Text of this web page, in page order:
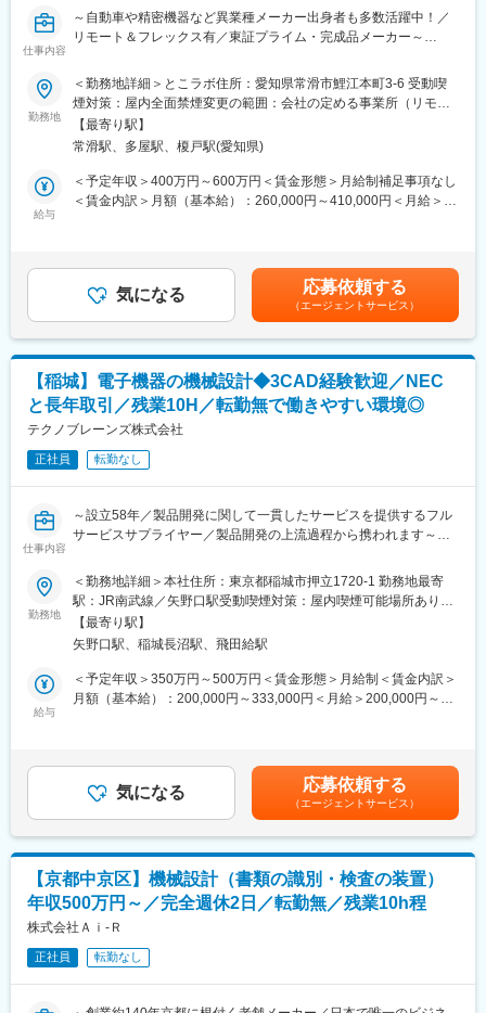
※ご経験・適性に応じて、段階的に業務範囲を広げていきます。
開発部は、開発1課～5課、開発推進課の計6課で構成されていま
す。
・大手住宅設備メーカー向け製品開発
・ホームセンター・量販店向け製品開発
・自社オリジナル製品の開発
など、担当領域は多岐にわたります。
・自社製品開発ならではの裁量の大きさ
・小ロット多品種体制のため、幅広い製品に携われる
・設計者のアイデアが製品として形になり、市場に出る実感
・身近な製品のため、生活の中で自分の仕事を感じられる
■働き方・職場環境
・フレックスタイム制度あり
・平均残業時間：月20時間程度
・年間休日123日／完全週休2日制（土日祝）
・有給休暇も取得しやすく、長期就業しやすい環境
設計担当 → 主担当 → 製品開発リーダー
将来的には、開発推進・マネジメントへのキャリアも可能
変更の範囲：会社の定める業務
仕事内容
～自動車や精密機器など異業種メーカー出身者も多数活躍中！／
リモート＆フレックス有／東証プライム・完成品メーカー～
■概要：
当社のトイレ製品を構成する、衛生陶器および構成部品となる洗
浄機器の開発・設計業務に従事いただきます。先行開発案件も多
く、開発者として商品企画～生産、アフターサービスまで幅広く
関わる等、様々な経験を積んでいただけるポジションです。
■業務内容：
研究所もしくは当該部門の先行開発で確立した技術をきっかけに
チームリーダーとしてプロジェクトリーディングもお任せしてい
きたいと考えております。
・衛生陶器開発（セラミック系開発）：大便器、シャワートイレ
一体型用便器、タンク、小便器、洗面器など
・洗浄機器開発（樹脂・金属系開発）：洗浄バルブ（大小便器・
シャワートイレ）、タンク内部バルブ
（2）次世代機種開発に向けたアイデア会
・ベテラン～若手までが参加する商品アイデア会が頻繁に開催さ
開発・設計をメインに担いつつ、他部署とも連携しながら商品企
■職場について：
旧常滑工場を2020年に全面リニューアルし開設した「とこラボ」
ではトイレ・洗面製品に関する研究、企画、設計、検証・試験と
だけでなく、自動車業界、精密機器メーカー、機械メーカーなど
異業種メーカーからキャリア入社したメンバーも非常に多く在籍
フォーマンスが最大化されるスタイルで業務に取り組んでいま
す。
※是非こちらのリリースもご覧ください：
https://newsrelease.lixil.co.jp/news/pdf/20200929-2.pdf
変更の範囲：会社の定める業務
勤務地
＜勤務地詳細＞とこラボ住所：愛知県常滑市鯉江本町3-6 受動喫
煙対策：屋内全面禁煙変更の範囲：会社の定める事業所（リモー
トワーク含む）
【最寄り駅】
常滑駅、多屋駅、榎戸駅(愛知県)
給与
＜予定年収＞400万円～600万円＜賃金形態＞月給制補足事項なし
＜賃金内訳＞月額（基本給）：260,000円～410,000円＜月給＞
あり、選考を通じて上下する可能性があります。月給(月額)は固定
手当を含めた表記です。
気になる 応募依頼する
（エージェントサービス）
【稲城】電子機器の機械設計◆3CAD経験歓迎／NEC
と長年取引／残業10H／転勤無で働きやすい環境◎
テクノブレーンズ株式会社
正社員 転勤なし
仕事内容
～設立58年／製品開発に関して一貫したサービスを提供するフル
サービスサプライヤー／製品開発の上流過程から携われます～
■仕事内容：
同社の機構課にて大手電気・通信機器メーカーの大型コンピュー
タ、ワークステーションやルーター等電子機器の構造設計をご担
当いただきます。
■業務詳細：
デザイナーによるラフ画・要求仕様を元に機械設計を行います。
お客様から頂く要件を形にしながらも、機能、素材、サイズ、コ
基本的には一つの機器の設計を一人で担当していただき、複数の
案件を並行して進めて頂くことになります。
■働き方について：
年間休日121日、月平均残業時間は約10時間程度と働きやすい環
■同社について：
勤務地
＜勤務地詳細＞本社住所：東京都稲城市押立1720-1 勤務地最寄
駅：JR南武線／矢野口駅受動喫煙対策：屋内喫煙可能場所あり変
更の範囲：会社の定める事業所
【最寄り駅】
矢野口駅、稲城長沼駅、飛田給駅
給与
＜予定年収＞350万円～500万円＜賃金形態＞月給制＜賃金内訳＞
月額（基本給）：200,000円～333,000円＜月給＞200,000円～
気になる 応募依頼する
（エージェントサービス）
【京都中京区】機械設計（書類の識別・検査の装置）
年収500万円～／完全週休2日／転勤無／残業10h程
株式会社Ａｉ‐Ｒ
正社員 転勤なし